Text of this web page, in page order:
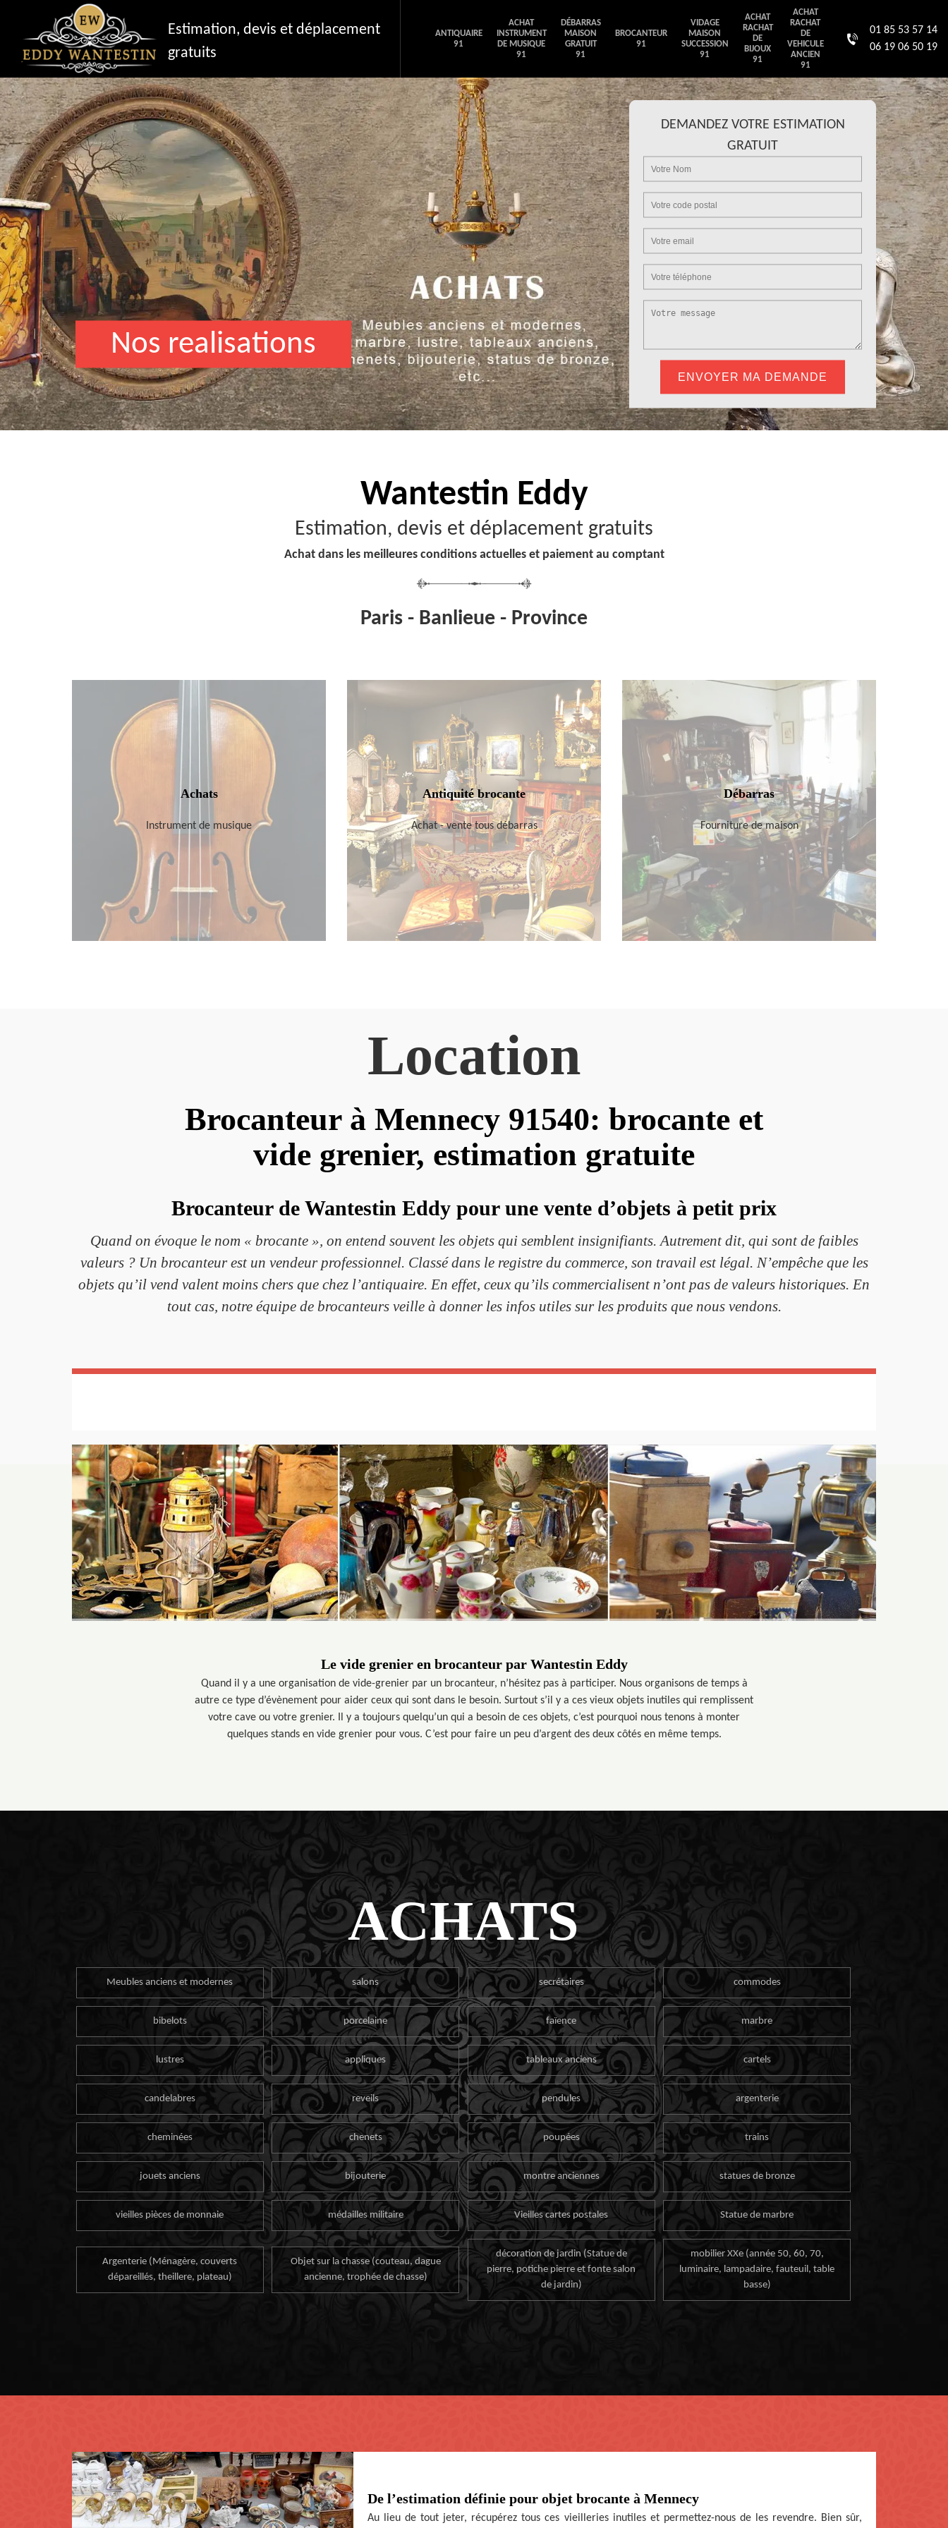
Estimation, devis et déplacement
gratuits
ANTIQUAIRE
91
ACHAT
INSTRUMENT
DE MUSIQUE
91
DÉBARRAS
MAISON
GRATUIT
91
BROCANTEUR
91
VIDAGE
MAISON
SUCCESSION
91
ACHAT
RACHAT
DE
BIJOUX
91
ACHAT
RACHAT
DE
VEHICULE
ANCIEN
91
01 85 53 57 14
06 19 06 50 19
Nos realisations
DEMANDEZ VOTRE ESTIMATION
GRATUIT
Wantestin Eddy
Estimation, devis et déplacement gratuits
Achat dans les meilleures conditions actuelles et paiement au comptant
Paris - Banlieue - Province
Achats
Instrument de musique
Antiquité brocante
Achat - vente tous débarras
Débarras
Fourniture de maison
Brocanteur à Mennecy 91540: brocante et
vide grenier, estimation gratuite
Location
Brocanteur de Wantestin Eddy pour une vente d’objets à petit prix
Quand on évoque le nom « brocante », on entend souvent les objets qui semblent insignifiants. Autrement dit, qui sont de faibles
valeurs ? Un brocanteur est un vendeur professionnel. Classé dans le registre du commerce, son travail est légal. N’empêche que les
objets qu’il vend valent moins chers que chez l’antiquaire. En effet, ceux qu’ils commercialisent n’ont pas de valeurs historiques. En
tout cas, notre équipe de brocanteurs veille à donner les infos utiles sur les produits que nous vendons.
Le vide grenier en brocanteur par Wantestin Eddy
Quand il y a une organisation de vide-grenier par un brocanteur, n’hésitez pas à participer. Nous organisons de temps à
autre ce type d’évènement pour aider ceux qui sont dans le besoin. Surtout s’il y a ces vieux objets inutiles qui remplissent
votre cave ou votre grenier. Il y a toujours quelqu’un qui a besoin de ces objets, c’est pourquoi nous tenons à monter
quelques stands en vide grenier pour vous. C’est pour faire un peu d’argent des deux côtés en même temps.
ACHATS
Meubles anciens et modernes salons secrétaires commodes
bibelots porcelaine faïence marbre
lustres appliques tableaux anciens cartels
candelabres reveils pendules argenterie
cheminées chenets poupées trains
jouets anciens bijouterie montre anciennes statues de bronze
vieilles pièces de monnaie médailles militaire Vieilles cartes postales Statue de marbre
Argenterie (Ménagère, couverts
dépareillés, theillere, plateau)
Objet sur la chasse (couteau, dague
ancienne, trophée de chasse)
décoration de jardin (Statue de
pierre, potiche pierre et fonte salon
de jardin)
mobilier XXe (année 50, 60, 70,
luminaire, lampadaire, fauteuil, table
basse)
De l’estimation définie pour objet brocante à Mennecy
Au lieu de tout jeter, récupérez tous ces vieilleries inutiles et permettez-nous de les revendre. Bien sûr,